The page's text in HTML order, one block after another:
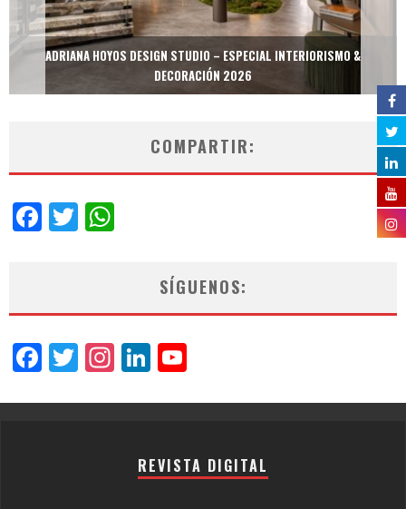
ADRIANA HOYOS DESIGN STUDIO – ESPECIAL INTERIORISMO &
DECORACIÓN 2026
COMPARTIR:
Facebook
Twitter
SÍGUENOS:
Facebook
Twitter
Instagram
LinkedIn
REVISTA DIGITAL